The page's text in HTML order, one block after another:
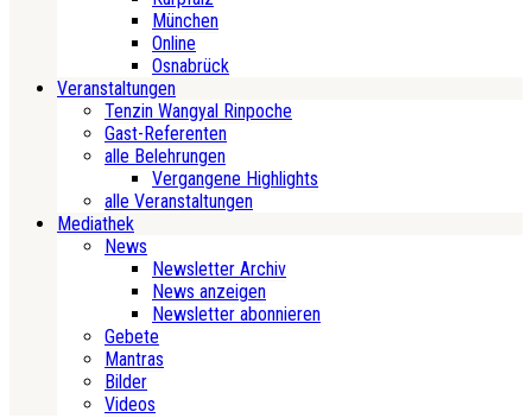
München
Online
Osnabrück
Veranstaltungen
Tenzin Wangyal Rinpoche
Gast-Referenten
alle Belehrungen
Vergangene Highlights
alle Veranstaltungen
Mediathek
News
Newsletter Archiv
News anzeigen
Newsletter abonnieren
Gebete
Mantras
Bilder
Videos